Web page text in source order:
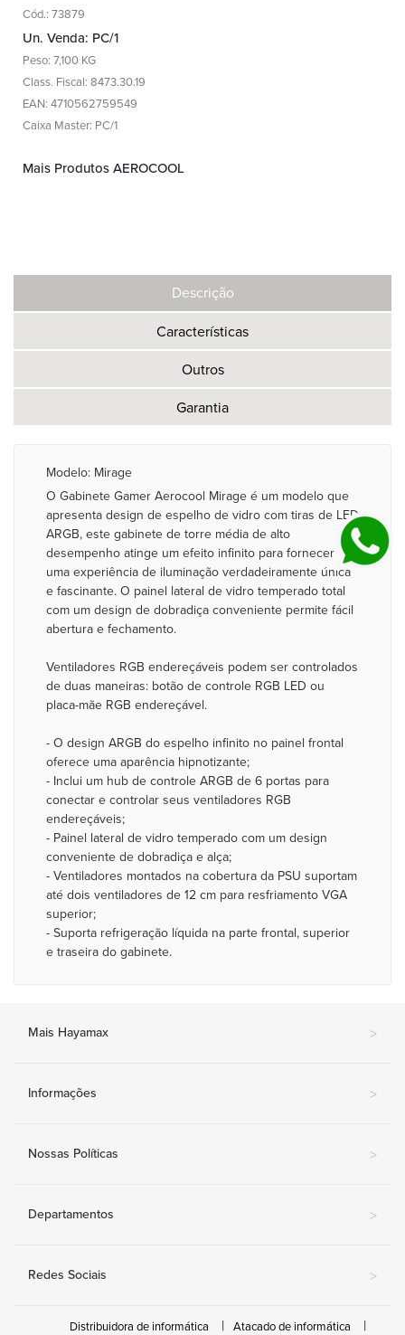
Cód.: 73879
Un. Venda: PC/1
Peso: 7,100 KG
Class. Fiscal: 8473.30.19
EAN: 4710562759549
Caixa Master: PC/1
Mais Produtos AEROCOOL
Descrição
Características
Outros
Garantia
Modelo: Mirage
O Gabinete Gamer Aerocool Mirage é um modelo que
apresenta design de espelho de vidro com tiras de LED
ARGB, este gabinete de torre média de alto
desempenho atinge um efeito infinito para fornecer
uma experiência de iluminação verdadeiramente única
e fascinante. O painel lateral de vidro temperado total
com um design de dobradiça conveniente permite fácil
abertura e fechamento.
Ventiladores RGB endereçáveis podem ser controlados
de duas maneiras: botão de controle RGB LED ou
placa-mãe RGB endereçável.
- O design ARGB do espelho infinito no painel frontal
oferece uma aparência hipnotizante;
- Inclui um hub de controle ARGB de 6 portas para
conectar e controlar seus ventiladores RGB
endereçáveis;
- Painel lateral de vidro temperado com um design
conveniente de dobradiça e alça;
- Ventiladores montados na cobertura da PSU suportam
até dois ventiladores de 12 cm para resfriamento VGA
superior;
- Suporta refrigeração líquida na parte frontal, superior
e traseira do gabinete.
Mais Hayamax >
Informações >
Nossas Políticas >
Departamentos >
Redes Sociais >
Distribuidora de informática Atacado de informática